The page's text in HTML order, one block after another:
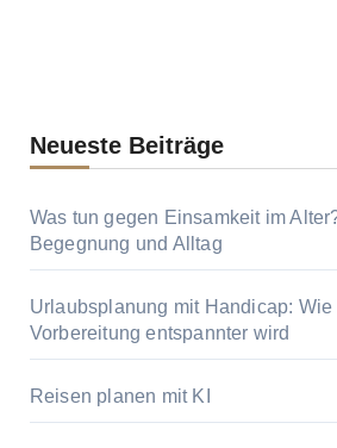
Neueste Beiträge
Was tun gegen Einsamkeit im
Begegnung und Alltag
Urlaubsplanung mit Handicap:
Vorbereitung entspannter wird
Reisen planen mit KI